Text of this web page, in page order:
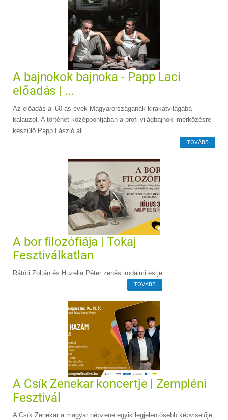
A bajnokok bajnoka - Papp Laci
előadás | ...
Az előadás a ’60-as évek Magyarországának kirakatvilágába
kalauzol. A történet középpontjában a profi világbajnoki mérkőzésre
készülő Papp László áll.
TOVÁBB
A bor filozófiája | Tokaj
Fesztiválkatlan
Rátóti Zoltán és Huzella Péter zenés irodalmi estje
TOVÁBB
A Csík Zenekar koncertje | Zempléni
Fesztivál
A Csík Zenekar a magyar népzene egyik legjelentősebb képviselője,